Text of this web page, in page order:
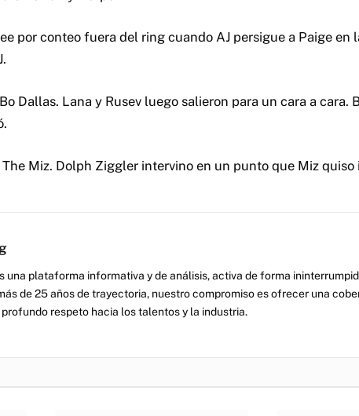
por conteo fuera del ring cuando AJ persigue a Paige en
Dallas. Lana y Rusev luego salieron para un cara a cara.
The Miz. Dolph Ziggler intervino en un punto que Miz quiso
una plataforma informativa y de análisis, activa de forma
de 25 años de trayectoria, nuestro compromiso es ofrecer una
profundo respeto hacia los talentos y la industria.